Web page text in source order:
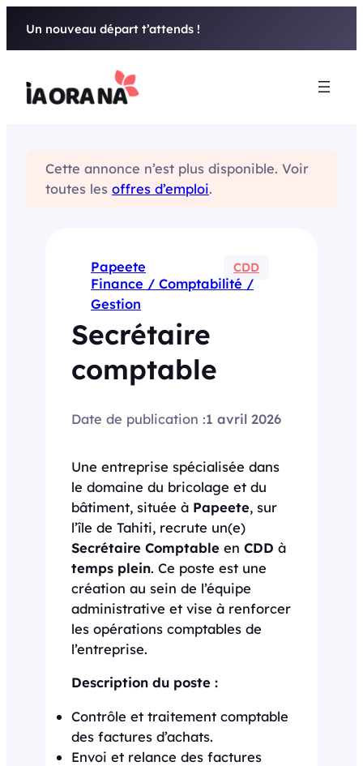
Un nouveau départ t’attends !
Cette annonce n’est plus disponible. Voir
toutes les offres d’emploi.
Papeete CDD
Finance / Comptabilité /
Gestion
Secrétaire
comptable
Date de publication :1 avril 2026
Une entreprise spécialisée dans
le domaine du bricolage et du
bâtiment, située à Papeete, sur
l’île de Tahiti, recrute un(e)
Secrétaire Comptable en CDD à
temps plein. Ce poste est une
création au sein de l’équipe
administrative et vise à renforcer
les opérations comptables de
l’entreprise.
Description du poste :
Contrôle et traitement comptable
des factures d’achats.
Envoi et relance des factures